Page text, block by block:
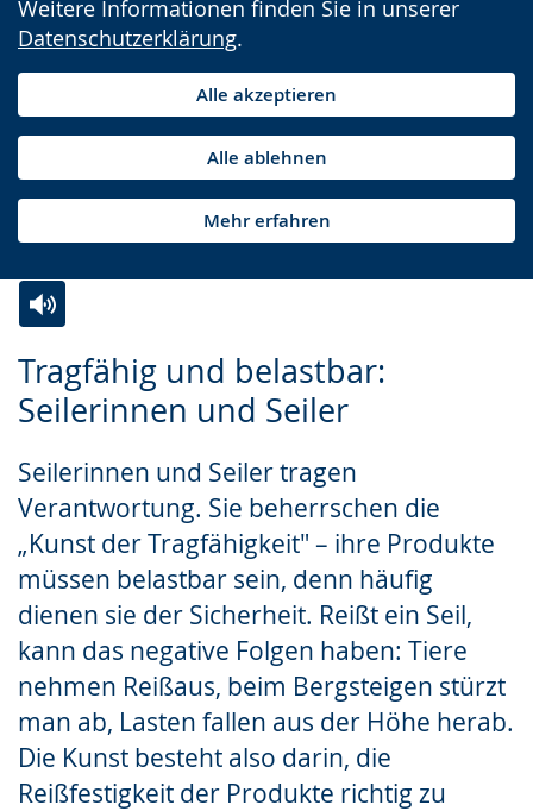
Weitere Informationen finden Sie in unserer
Datenschutzerklärung.
Alle akzeptieren
Alle ablehnen
Mehr erfahren
Tragfähig und belastbar:
Seilerinnen und Seiler
Seilerinnen und Seiler tragen
Verantwortung. Sie beherrschen die
„Kunst der Tragfähigkeit" – ihre Produkte
müssen belastbar sein, denn häufig
dienen sie der Sicherheit. Reißt ein Seil,
kann das negative Folgen haben: Tiere
nehmen Reißaus, beim Bergsteigen stürzt
man ab, Lasten fallen aus der Höhe herab.
Die Kunst besteht also darin, die
Reißfestigkeit der Produkte richtig zu
Leichten
Sprache
Audio-
Unterstützung.
Video
in
Gebärdensprache
wird
angezeigt.